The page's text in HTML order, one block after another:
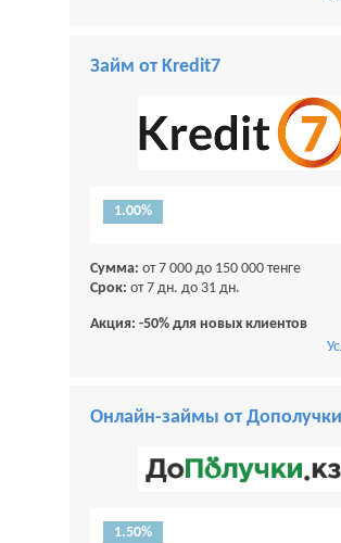
Займ от Kredit7
1.00%
Сумма: от 7 000 до 150 000 тенге
Срок: от 7 дн. до 31 дн.
Акция: -50% для новых клиентов
Онлайн-займы от
1.50%